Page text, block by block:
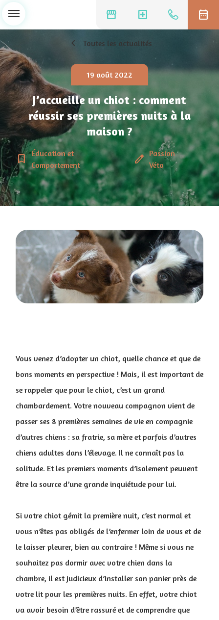
storefront local_hospital date_range
menu
chevron_left Toutes les actualités
19 août 2022
J’accueille un chiot : comment
réussir ses premières nuits à la
maison ?
bookmark_border Éducation et
Comportement
edit Passion
Véto
Vous venez d’adopter un chiot, quelle chance et que de
bons moments en perspective ! Mais, il est important de
se rappeler que pour le chiot, c’est un grand
chambardement. Votre nouveau compagnon vient de
passer ses 8 premières semaines de vie en compagnie
d’autres chiens : sa fratrie, sa mère et parfois d’autres
chiens adultes dans l’élevage. Il ne connaît pas la
solitude. Et les premiers moments d’isolement peuvent
être la source d’une grande inquiétude pour lui.
Si votre chiot gémit la première nuit, c’est normal et
vous n’êtes pas obligés de l’enfermer loin de vous et de
le laisser pleurer, bien au contraire ! Même si vous ne
souhaitez pas dormir avec votre chien dans la
chambre, il est judicieux d’installer son panier près de
votre lit pour les premières nuits. En effet, votre chiot
va avoir besoin d’être rassuré et de comprendre que